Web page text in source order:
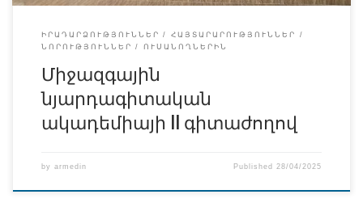
ԻՐԱԴԱՐՁՈՒԹՅՈՒՆՆԵՐ
ՀԱՅՏԱՐԱՐՈՒԹՅՈՒՆՆԵՐ
ՆՈՐՈՒԹՅՈՒՆՆԵՐ
ՈՒՍԱՆՈՂՆԵՐԻՆ
Միջազգային
նյարդագիտական
ակադեմիայի II գիտաժողով
by armedin Published28/04/2025